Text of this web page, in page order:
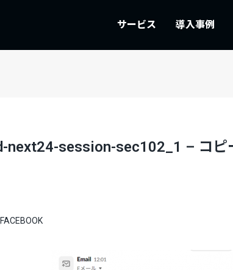
サービス 導入事例
next24-session-sec102_1 – コピ